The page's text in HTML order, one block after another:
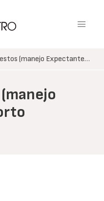
(manejo Expectante…